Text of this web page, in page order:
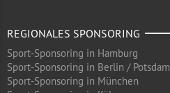
REGIONALES SPONSORING
Sport-Sponsoring in Hamburg
Sport-Sponsoring in Berlin / Potsdam
Sport-Sponsoring in München